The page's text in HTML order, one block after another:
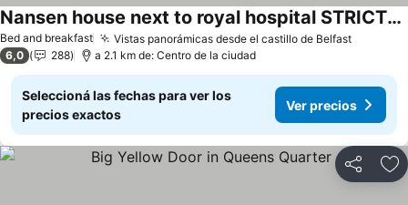
Bed and breakfast Vistas panorámicas desde el castillo de Belfast
Nansen house next to royal hospital STRICTLY OVER 25 ONLY
6,0 288 a 2.1 km de: Centro de la ciudad
Seleccioná las fechas para ver los
precios exactos
Ver precios
Compartir